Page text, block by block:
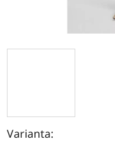
Varianta: